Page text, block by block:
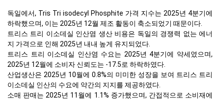
독일에서, Tris Tri isodecyl Phosphite 가격 지수는 2025년 4분기에
하락했으며, 이는 2025년 12월 제조 활동이 축소되었기 때문이다.
트리스 트리 이소데실 인산염 생산 비용은 독일의 경쟁력 없는 에너
지 가격으로 인해 2025년 내내 높게 유지되었다.
트리스 트리 이소데실 인산염 수요는 2025년 4분기에 약세였으며,
2025년 12월에 소비자 신뢰도는 -17.5로 하락하였다.
산업생산은 2025년 10월에 0.8%의 미미한 성장을 보여 트리스 트리
이소데실 인산의 수요에 약간의 지지를 제공하였다.
소매 판매는 2025년 11월에 1.1% 증가했으며, 간접적으로 소비재에